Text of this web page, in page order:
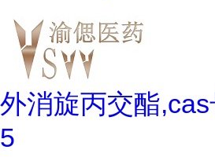
外消旋丙交酯
5